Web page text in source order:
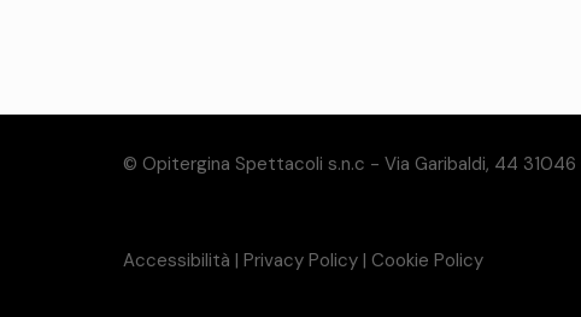
© Opitergina Spettacoli s.n.c - Via Garibaldi, 44 31046
Accessibilità | Privacy Policy | Cookie Policy